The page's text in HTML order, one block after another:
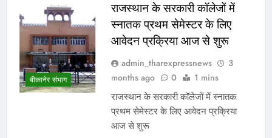
बीकानेर संभाग
राजस्थान के सरकारी कॉलेजों में
स्नातक प्रथम सेमेस्टर के लिए
आवेदन प्रक्रिया आज से शुरू
admin_tharexpressnews
3
months ago
0 1 mins
राजस्थान के सरकारी कॉलेजों में स्नातक
प्रथम सेमेस्टर के लिए आवेदन प्रक्रिया
आज से शुरू